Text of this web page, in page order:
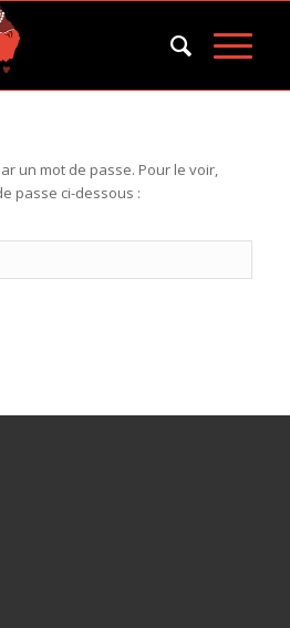
un mot de passe. Pour le voir,
passe ci-dessous :